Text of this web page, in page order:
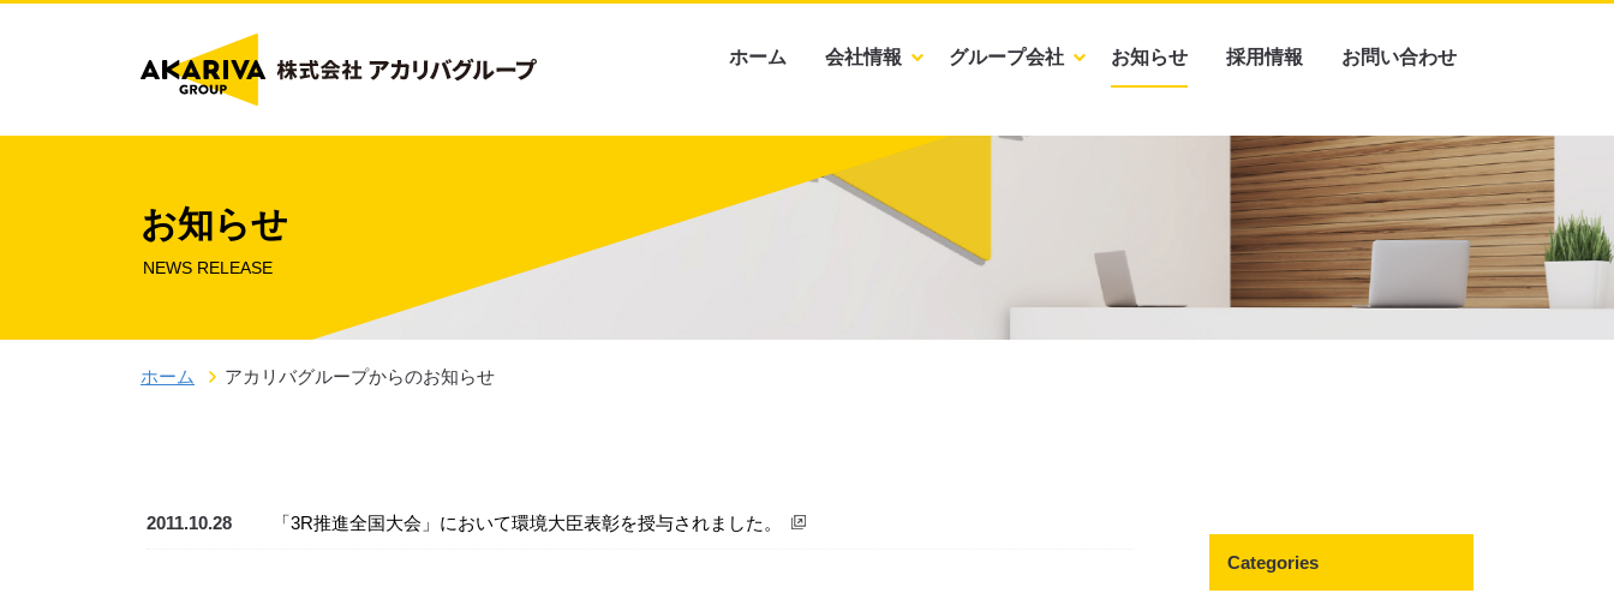
ホーム 会社情報 グループ会社 お知らせ 採用情報 お問い合わせ
お知らせ
NEWS RELEASE
ホーム アカリバグループからのお知らせ
2011.10.28
「3R推進全国大会」において環境大臣表彰を授与されました。
Categories